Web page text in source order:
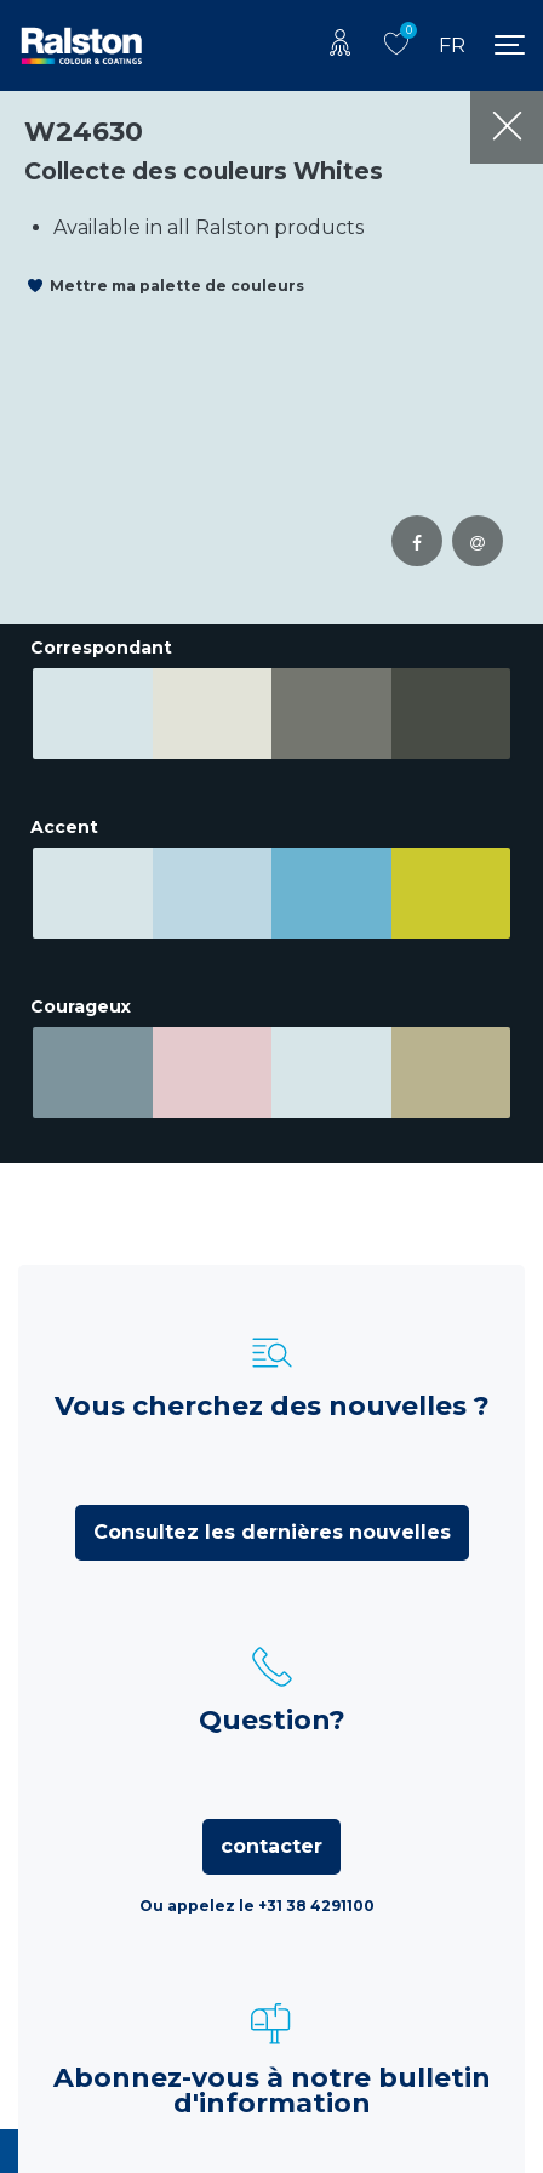
0
FR
W24630
Collecte des couleurs Whites
Available in all Ralston products
Mettre ma palette de couleurs
Correspondant
Accent
Courageux
Vous cherchez des nouvelles ?
Consultez les dernières nouvelles
Question?
contacter
Ou appelez le +31 38 4291100
Abonnez-vous à notre bulletin
d'information